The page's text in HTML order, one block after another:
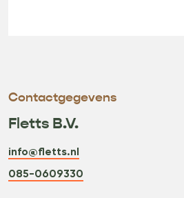
Contactgegevens
Fletts B.V.
info@fletts.nl
085-0609330